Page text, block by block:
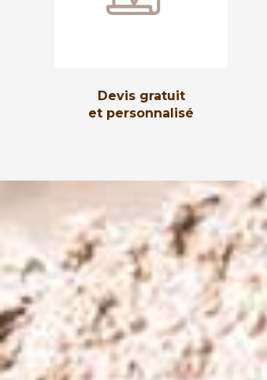
Devis gratuit
et personnalisé